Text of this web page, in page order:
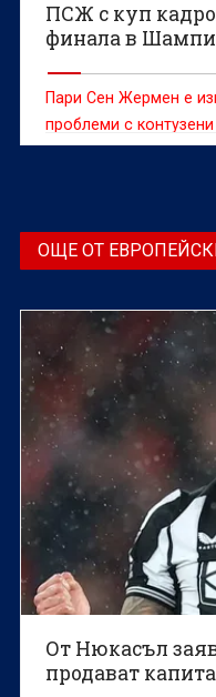
ПСЖ с куп
финала в
Пари Сен Жермен е
проблеми с
преди финала на
ОЩЕ ОТ
От Нюкасъл
продават